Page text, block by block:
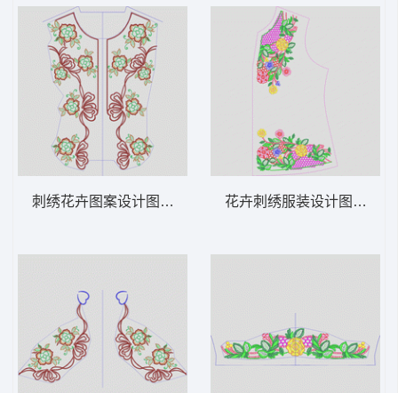
刺绣花卉图案设计图 领 衣边下摆 中东阿拉花卉刺绣服装设计图 领 衣